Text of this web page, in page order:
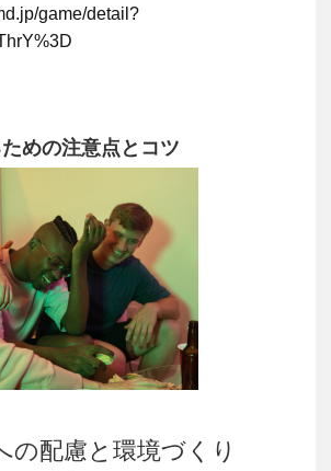
game/detail?
めの注意点とコツ
の配慮と環境づくり